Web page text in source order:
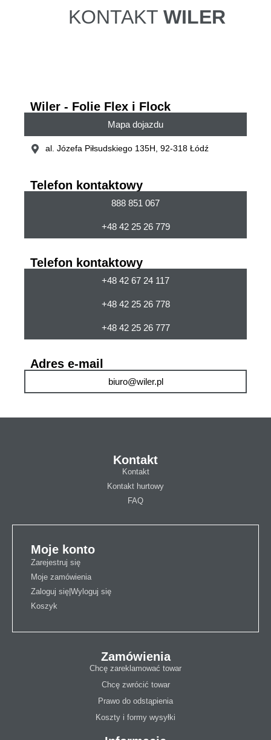
KONTAKT WILER
Wiler - Folie Flex i Flock
Mapa dojazdu
al. Józefa Piłsudskiego 135H, 92-318 Łódź
Telefon kontaktowy
888 851 067
+48 42 25 26 779
Telefon kontaktowy
+48 42 67 24 117
+48 42 25 26 778
+48 42 25 26 777
Adres e-mail
biuro@wiler.pl
Kontakt
Kontakt
Kontakt hurtowy
FAQ
Moje konto
Zarejestruj się
Moje zamówienia
Zaloguj się|Wyloguj się
Koszyk
Zamówienia
Chcę zareklamować towar
Chcę zwrócić towar
Prawo do odstąpienia
Koszty i formy wysyłki